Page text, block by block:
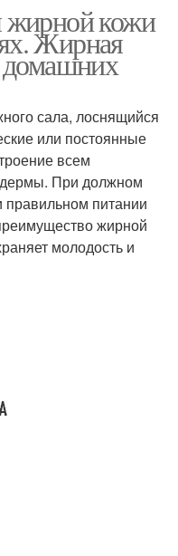
Маска с овсянкой
для жирной кожи
жирной кожи
Жирная
домашних
сала, лоснящийся
или постоянные
всем
дермы. При должном
правильном питании
жирной
молодость и